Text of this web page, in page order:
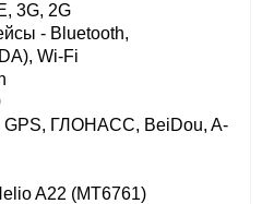
3G, 2G
- Bluetooth,
Wi-Fi
GPS, ГЛОНАСС, BeiDou, A-
A22 (MT6761)